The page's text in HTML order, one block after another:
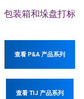
包装箱和垛盘打标
查看 P&A 产品系列
查看 TIJ 产品系列